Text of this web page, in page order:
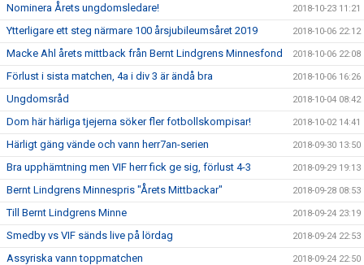
Nominera Årets ungdomsledare! 2018-10-23 11:21
Ytterligare ett steg närmare 100 årsjubileumsåret 2019 2018-10-06 22:12
Macke Ahl årets mittback från Bernt Lindgrens Minnesfond 2018-10-06 22:08
Förlust i sista matchen, 4a i div 3 är ändå bra 2018-10-06 16:26
Ungdomsråd 2018-10-04 08:42
Dom här härliga tjejerna söker fler fotbollskompisar! 2018-10-02 14:41
Härligt gäng vände och vann herr7an-serien 2018-09-30 13:50
Bra upphämtning men VIF herr fick ge sig, förlust 4-3 2018-09-29 19:13
Bernt Lindgrens Minnespris "Årets Mittbackar" 2018-09-28 08:53
Till Bernt Lindgrens Minne 2018-09-24 23:19
Smedby vs VIF sänds live på lördag 2018-09-24 22:53
Assyriska vann toppmatchen 2018-09-24 22:50